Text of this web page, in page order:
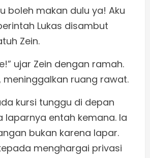
boleh makan dulu ya! Aku
Lukas disambut
Zein.
ujar Zein dengan ramah.
meninggalkan ruang rawat.
kursi tunggu di depan
laparnya entah kemana. Ia
bukan karena lapar.
menghargai privasi